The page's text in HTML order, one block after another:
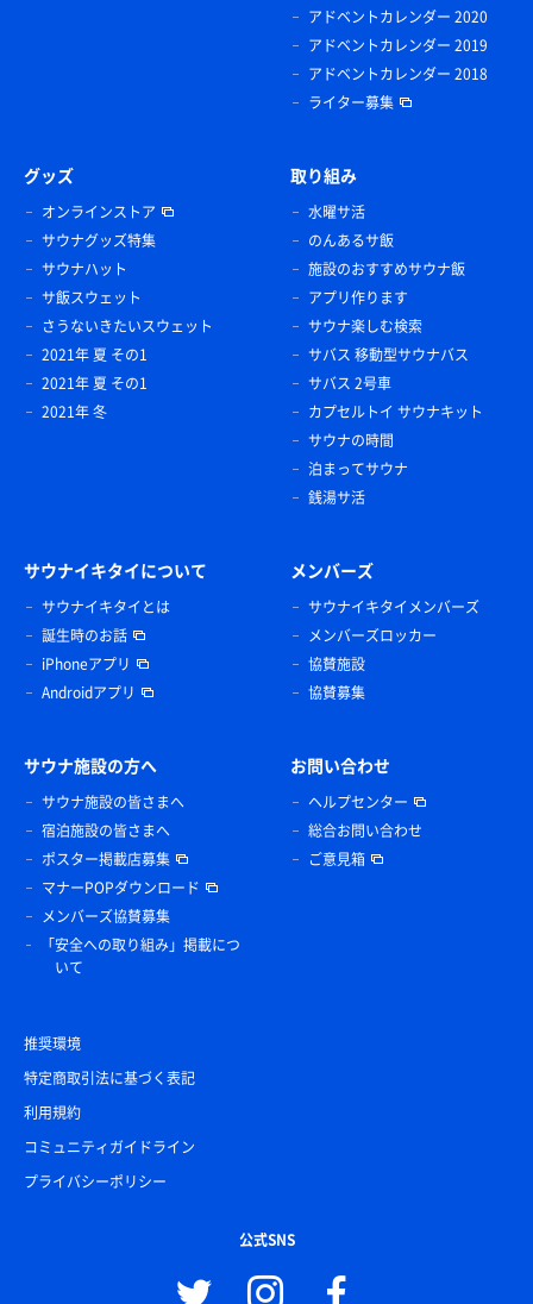
アドベントカレンダー 2020
アドベントカレンダー 2019
アドベントカレンダー 2018
ライター募集
グッズ
オンラインストア
サウナグッズ特集
サウナハット
サ飯スウェット
さうないきたいスウェット
2021年 夏 その1
2021年 夏 その1
2021年 冬
取り組み
水曜サ活
のんあるサ飯
施設のおすすめサウナ飯
アプリ作ります
サウナ楽しむ検索
サバス 移動型サウナバス
サバス 2号車
カプセルトイ サウナキット
サウナの時間
泊まってサウナ
銭湯サ活
サウナイキタイについて
サウナイキタイとは
誕生時のお話
iPhoneアプリ
Androidアプリ
メンバーズ
サウナイキタイメンバーズ
メンバーズロッカー
協賛施設
協賛募集
サウナ施設の方へ
サウナ施設の皆さまへ
宿泊施設の皆さまへ
ポスター掲載店募集
マナーPOPダウンロード
メンバーズ協賛募集
「安全への取り組み」掲載につ
いて
お問い合わせ
ヘルプセンター
総合お問い合わせ
ご意見箱
推奨環境
特定商取引法に基づく表記
利用規約
コミュニティガイドライン
プライバシーポリシー
公式SNS